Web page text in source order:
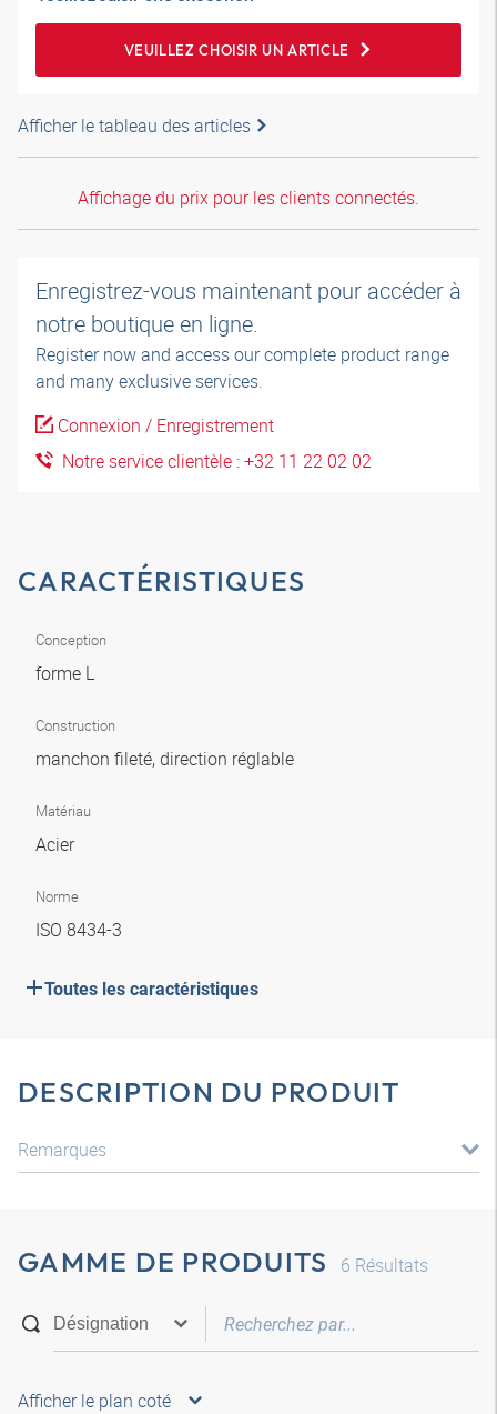
VEUILLEZ CHOISIR UN ARTICLE
Afficher le tableau des articles
Affichage du prix pour les clients connectés.
Enregistrez-vous maintenant pour accéder à
notre boutique en ligne.
Register now and access our complete product range
and many exclusive services.
Connexion / Enregistrement
Notre service clientèle : +32 11 22 02 02
CARACTÉRISTIQUES
Conception
forme L
Construction
manchon fileté, direction réglable
Matériau
Acier
Norme
ISO 8434-3
Toutes les caractéristiques
DESCRIPTION DU PRODUIT
Remarques
GAMME DE PRODUITS 6 Résultats
Afficher le plan coté